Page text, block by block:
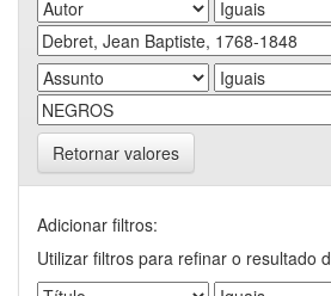
Retornar valores
Adicionar filtros:
Utilizar filtros para refinar o resultado